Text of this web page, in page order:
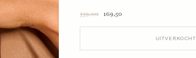
339,00 169,50
UITVERKOCHT